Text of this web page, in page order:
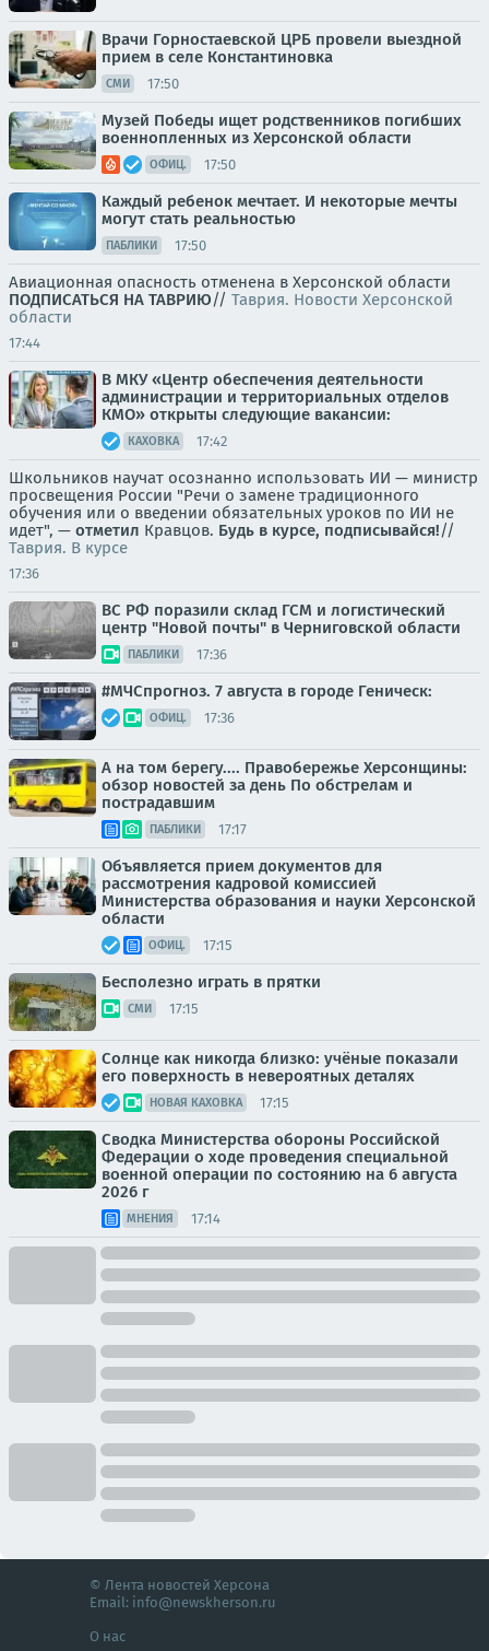
Врачи Горностаевской ЦРБ провели выездной
прием в селе Константиновка
СМИ 17:50
Музей Победы ищет родственников погибших
военнопленных из Херсонской области
ОФИЦ. 17:50
Каждый ребенок мечтает. И некоторые мечты
могут стать реальностью
ПАБЛИКИ 17:50
Авиационная опасность отменена в Херсонской области
ПОДПИСАТЬСЯ НА ТАВРИЮ// Таврия. Новости Херсонской
области
17:44
В МКУ «Центр обеспечения деятельности
администрации и территориальных отделов
КМО» открыты следующие вакансии:
КАХОВКА 17:42
Школьников научат осознанно использовать ИИ — министр
просвещения России "Речи о замене традиционного
обучения или о введении обязательных уроков по ИИ не
идет", — отметил Кравцов. Будь в курсе, подписывайся!//
Таврия. В курсе
17:36
ВС РФ поразили склад ГСМ и логистический
центр "Новой почты" в Черниговской области
ПАБЛИКИ 17:36
#МЧСпрогноз. 7 августа в городе Геническ:
ОФИЦ. 17:36
А на том берегу.... Правобережье Херсонщины:
обзор новостей за день По обстрелам и
пострадавшим
ПАБЛИКИ 17:17
Объявляется прием документов для
рассмотрения кадровой комиссией
Министерства образования и науки Херсонской
области
ОФИЦ. 17:15
Бесполезно играть в прятки
СМИ 17:15
Солнце как никогда близко: учёные показали
его поверхность в невероятных деталях
НОВАЯ КАХОВКА 17:15
Сводка Министерства обороны Российской
Федерации о ходе проведения специальной
военной операции по состоянию на 6 августа
2026 г
МНЕНИЯ 17:14
© Лента новостей Херсона
Email: info@newskherson.ru
О нас